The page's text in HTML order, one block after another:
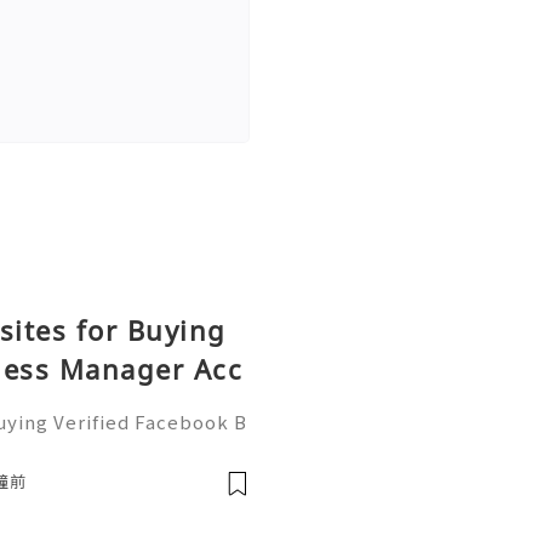
for Buying
Manager Acc
Verified Facebook B
us : ❤️🥰🌍➤Telegr
前